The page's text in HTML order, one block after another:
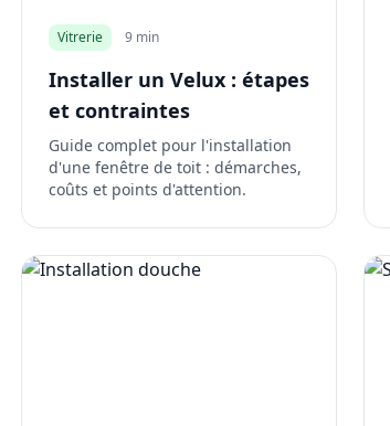
Vitrerie 9 min
Installer un Velux : étapes
et contraintes
Guide complet pour l'installation
d'une fenêtre de toit : démarches,
coûts et points d'attention.